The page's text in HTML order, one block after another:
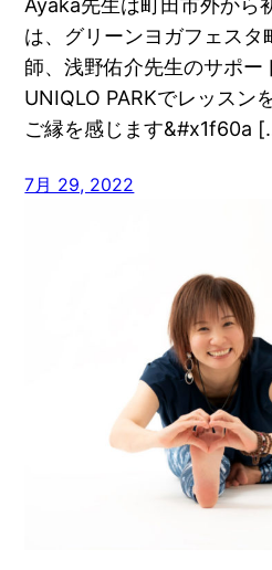
は、グリーンヨガフェスタ
師、浅野佑介先生のサポ
UNIQLO PARKでレッスン
ご縁を感じます&#x1f60a
7月 29, 2022